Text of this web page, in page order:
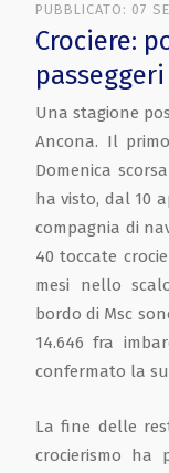
PUBBLICATO: 07
Crociere:
Una stagione
Ancona. Il
Domenica
ha visto, dal 10
compagnia di
40 toccate
mesi nello
bordo di Msc
14.646 fra
confermato la
La fine delle
crocierismo ha